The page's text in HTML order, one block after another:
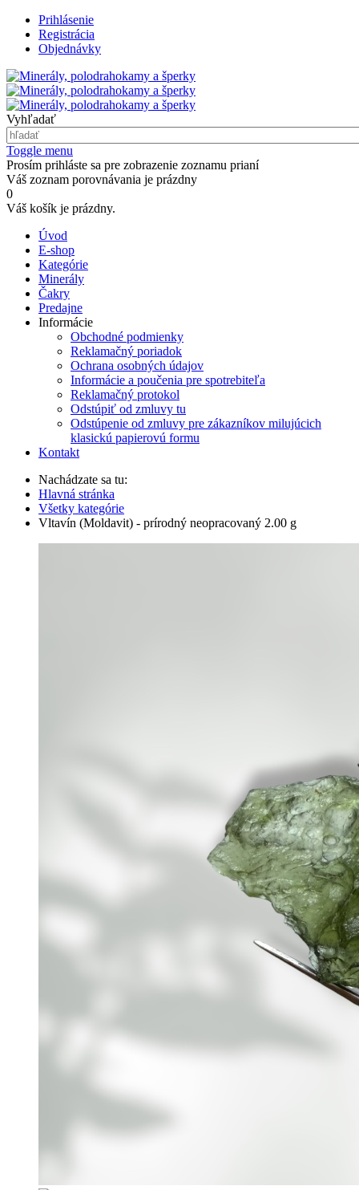
Prihlásenie
Registrácia
Objednávky
Vyhľadať
Toggle menu
Prosím prihláste sa pre zobrazenie zoznamu prianí
Váš zoznam porovnávania je prázdny
0
Váš košík je prázdny.
Úvod
E-shop
Kategórie
Minerály
Čakry
Predajne
Informácie
Obchodné podmienky
Reklamačný poriadok
Ochrana osobných údajov
Informácie a poučenia pre spotrebiteľa
Reklamačný protokol
Odstúpiť od zmluvy tu
Odstúpenie od zmluvy pre zákazníkov milujúcich
klasickú papierovú formu
Kontakt
Nachádzate sa tu:
Hlavná stránka
Všetky kategórie
Vltavín (Moldavit) - prírodný neopracovaný 2.00 g